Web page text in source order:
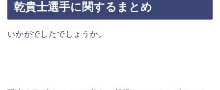
乾貴士選手に関するまとめ
いかがでしたでしょうか。